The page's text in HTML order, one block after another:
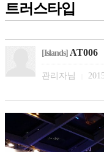
트러스타입
[Islands] AT006
관리자님